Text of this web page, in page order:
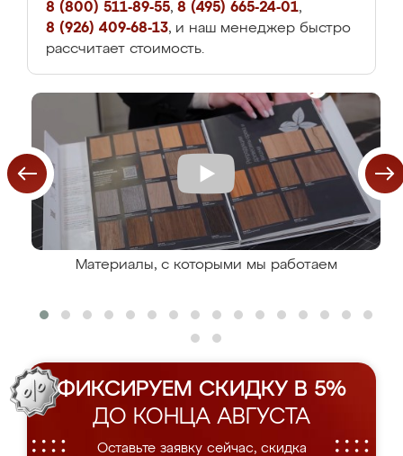
8 (800) 511-89-55, 8 (495) 665-24-01,
8 (926) 409-68-13, и наш менеджер быстро
рассчитает стоимость.
Материалы, с которыми мы работаем
ФИКСИРУЕМ СКИДКУ В 5%
ДО КОНЦА АВГУСТА
Оставьте заявку сейчас, скидка